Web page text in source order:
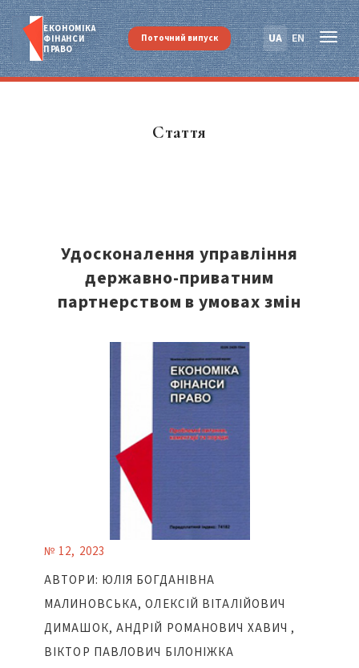
ЕКОНОМІКА
ФІНАНСИ
ПРАВО
UA EN
Поточний випуск
Стаття
Удосконалення управління
державно-приватним
партнерством в умовах змін
№ 12, 2023
АВТОРИ: ЮЛІЯ БОГДАНІВНА
МАЛИНОВСЬКА, ОЛЕКСІЙ ВІТАЛІЙОВИЧ
ДИМАШОК, АНДРІЙ РОМАНОВИЧ ХАВИЧ ,
ВІКТОР ПАВЛОВИЧ БІЛОНІЖКА